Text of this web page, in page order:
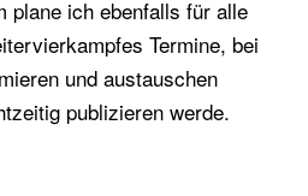
plane ich ebenfalls für alle
Termine, bei
und austauschen
publizieren werde.